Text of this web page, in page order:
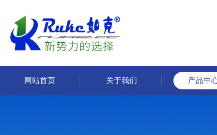
网站首页 关于我们 产品中